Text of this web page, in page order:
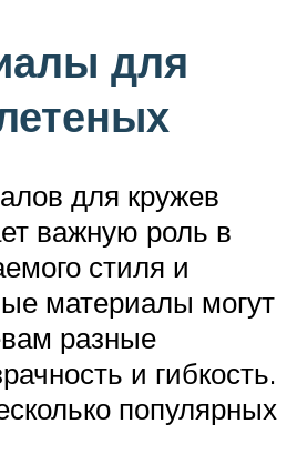
для
для кружев
важную роль в
стиля и
материалы могут
разные
и гибкость.
популярных